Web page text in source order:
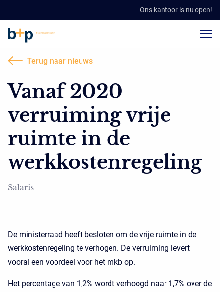
Ons kantoor is nu open!
Terug naar nieuws
Vanaf 2020
verruiming vrije
ruimte in de
werkkostenregeling
Salaris
De ministerraad heeft besloten om de vrije ruimte in de
werkkostenregeling te verhogen. De verruiming levert
vooral een voordeel voor het mkb op.
Het percentage van 1,2% wordt verhoogd naar 1,7% over de